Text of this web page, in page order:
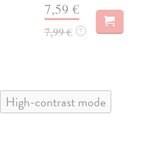
7,59 €
7,99 € ?
High-contrast mode